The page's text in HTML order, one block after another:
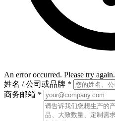
An error occurred. Please try again.
姓名 / 公司或品牌 *
商务邮箱 *